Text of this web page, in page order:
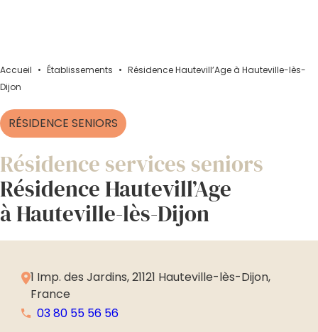
Accueil • Établissements • Résidence Hautevill’Age à Hauteville-lès-
Dijon
RÉSIDENCE SENIORS
Résidence services seniors
Résidence Hautevill’Age
à Hauteville-lès-Dijon
1 Imp. des Jardins, 21121 Hauteville-lès-Dijon,
France
03 80 55 56 56